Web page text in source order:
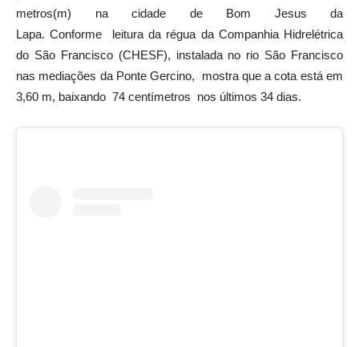
metros(m) na cidade de Bom Jesus da
Lapa. Conforme leitura da régua da Companhia Hidrelétrica
do São Francisco (CHESF), instalada no rio São Francisco
nas mediações da Ponte Gercino, mostra que a cota está em
3,60 m, baixando 74 centímetros nos últimos 34 dias.